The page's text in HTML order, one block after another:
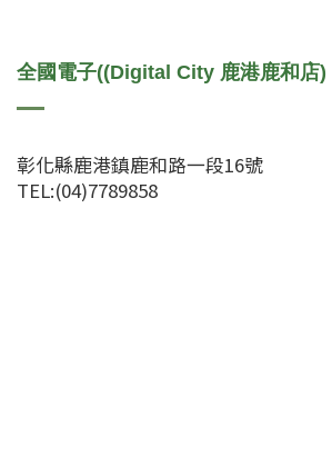
全國電子((Digital City 鹿港鹿和店)
彰化縣鹿港鎮鹿和路一段16號
TEL:(04)7789858